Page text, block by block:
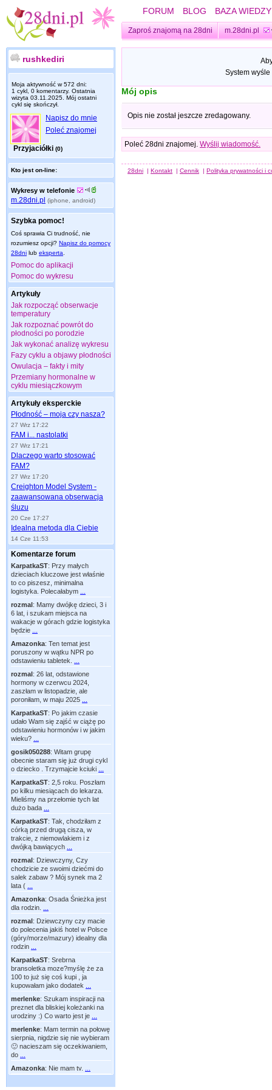
FORUM BLOG BAZA WIEDZY
Zaproś znajomą na 28dni m.28dni.pl
rushkediri
Moja aktywność w 572 dni:
1 cykl, 0 komentarzy. Ostatnia
wizyta 03.11.2025 . Mój ostatni
cykl się skończył.
Napisz do mnie
Poleć znajomej
Przyjaciółki (0)
Kto jest on-line:
Wykresy w telefonie
m.28dni.pl (iphone, android)
Szybka pomoc!
Coś sprawia Ci trudność, nie
rozumiesz opcji? Napisz do pomocy
28dni lub eksperta
Pomoc do aplikacji
Pomoc do wykresu
Artykuły
Jak rozpocząć obserwacje
temperatury
Jak rozpoznać powrót do
płodności po porodzie
Jak wykonać analizę wykresu
Fazy cyklu a objawy płodności
Owulacja – fakty i mity
Przemiany hormonalne w
cyklu miesiączkowym
Artykuły eksperckie
Płodność – moja czy nasza?
27 Wrz 17:22
FAM i... nastolatki
27 Wrz 17:21
Dlaczego warto stosować
FAM?
27 Wrz 17:20
Creighton Model System -
zaawansowana obserwacja
śluzu
20 Cze 17:27
Idealna metoda dla Ciebie
14 Cze 11:53
Komentarze forum
KarpatkaST: Przy małych
dzieciach kluczowe jest właśnie
to co piszesz, minimalna
logistyka. Polecałabym
rozmal: Mamy dwójkę dzieci, 3 i
6 lat, i szukam miejsca na
wakacje w górach gdzie logistyka
będzie
Amazonka: Ten temat jest
poruszony w wątku NPR po
odstawieniu tabletek.
rozmal: 26 lat, odstawione
hormony w czerwcu 2024,
zaszłam w listopadzie, ale
poroniłam, w maju 2025
KarpatkaST: Po jakim czasie
udało Wam się zajść w ciążę po
odstawieniu hormonów i w jakim
wieku?
gosik050288: Witam grupę
obecnie staram się już drugi cykl
o dziecko . Trzymajcie kciuki
KarpatkaST: 2,5 roku. Poszłam
po kilku miesiącach do lekarza.
Mieliśmy na przełomie tych lat
dużo bada
KarpatkaST: Tak, chodziłam z
córką przed drugą cisza, w
trakcie, z niemowlakiem i z
dwójką bawiących
rozmal: Dziewczyny, Czy
chodzicie ze swoimi dziećmi do
salek zabaw ? Mój synek ma 2
lata (
Amazonka: Osada Śnieżka jest
dla rodzin.
rozmal: Dziewczyny czy macie
do polecenia jakiś hotel w Polsce
(góry/morze/mazury) idealny dla
rodzin
KarpatkaST: Srebrna
bransoletka moze?myślę że za
100 to już się coś kupi , ja
kupowałam jako dodatek
merlenke: Szukam inspiracji na
preznet dla bliskiej koleżanki na
urodziny :) Co warto jest je
merlenke: Mam termin na połowę
sierpnia, nigdzie się nie wybieram
🙂 nacieszam się oczekiwaniem,
do
Amazonka: Nie mam tv.
System
Mój opis
Opis nie został jeszcze zredagowany.
Poleć 28dni znajomej. Wyślij wiadomość.
28dni | Kontakt | Cennik | Polityka prywatności i